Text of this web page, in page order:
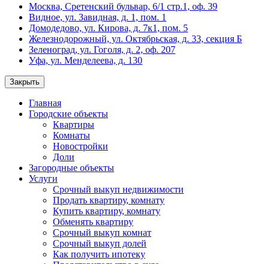
Москва, Сретенский бульвар, 6/1 стр.1, оф. 39
Видное, ул. Завидная, д. 1, пом. 1
Домодедово, ул. Кирова, д. 7к1, пом. 5
Железнодорожный, ул. Октябрьская, д. 33, секция Б
Зеленоград, ул. Гоголя, д. 2, оф. 207
Уфа, ул. Менделеева, д. 130
Закрыть
Главная
Городские объекты
Квартиры
Комнаты
Новостройки
Доли
Загородные объекты
Услуги
Срочный выкуп недвижимости
Продать квартиру, комнату
Купить квартиру, комнату
Обменять квартиру
Срочный выкуп комнат
Срочный выкуп долей
Как получить ипотеку